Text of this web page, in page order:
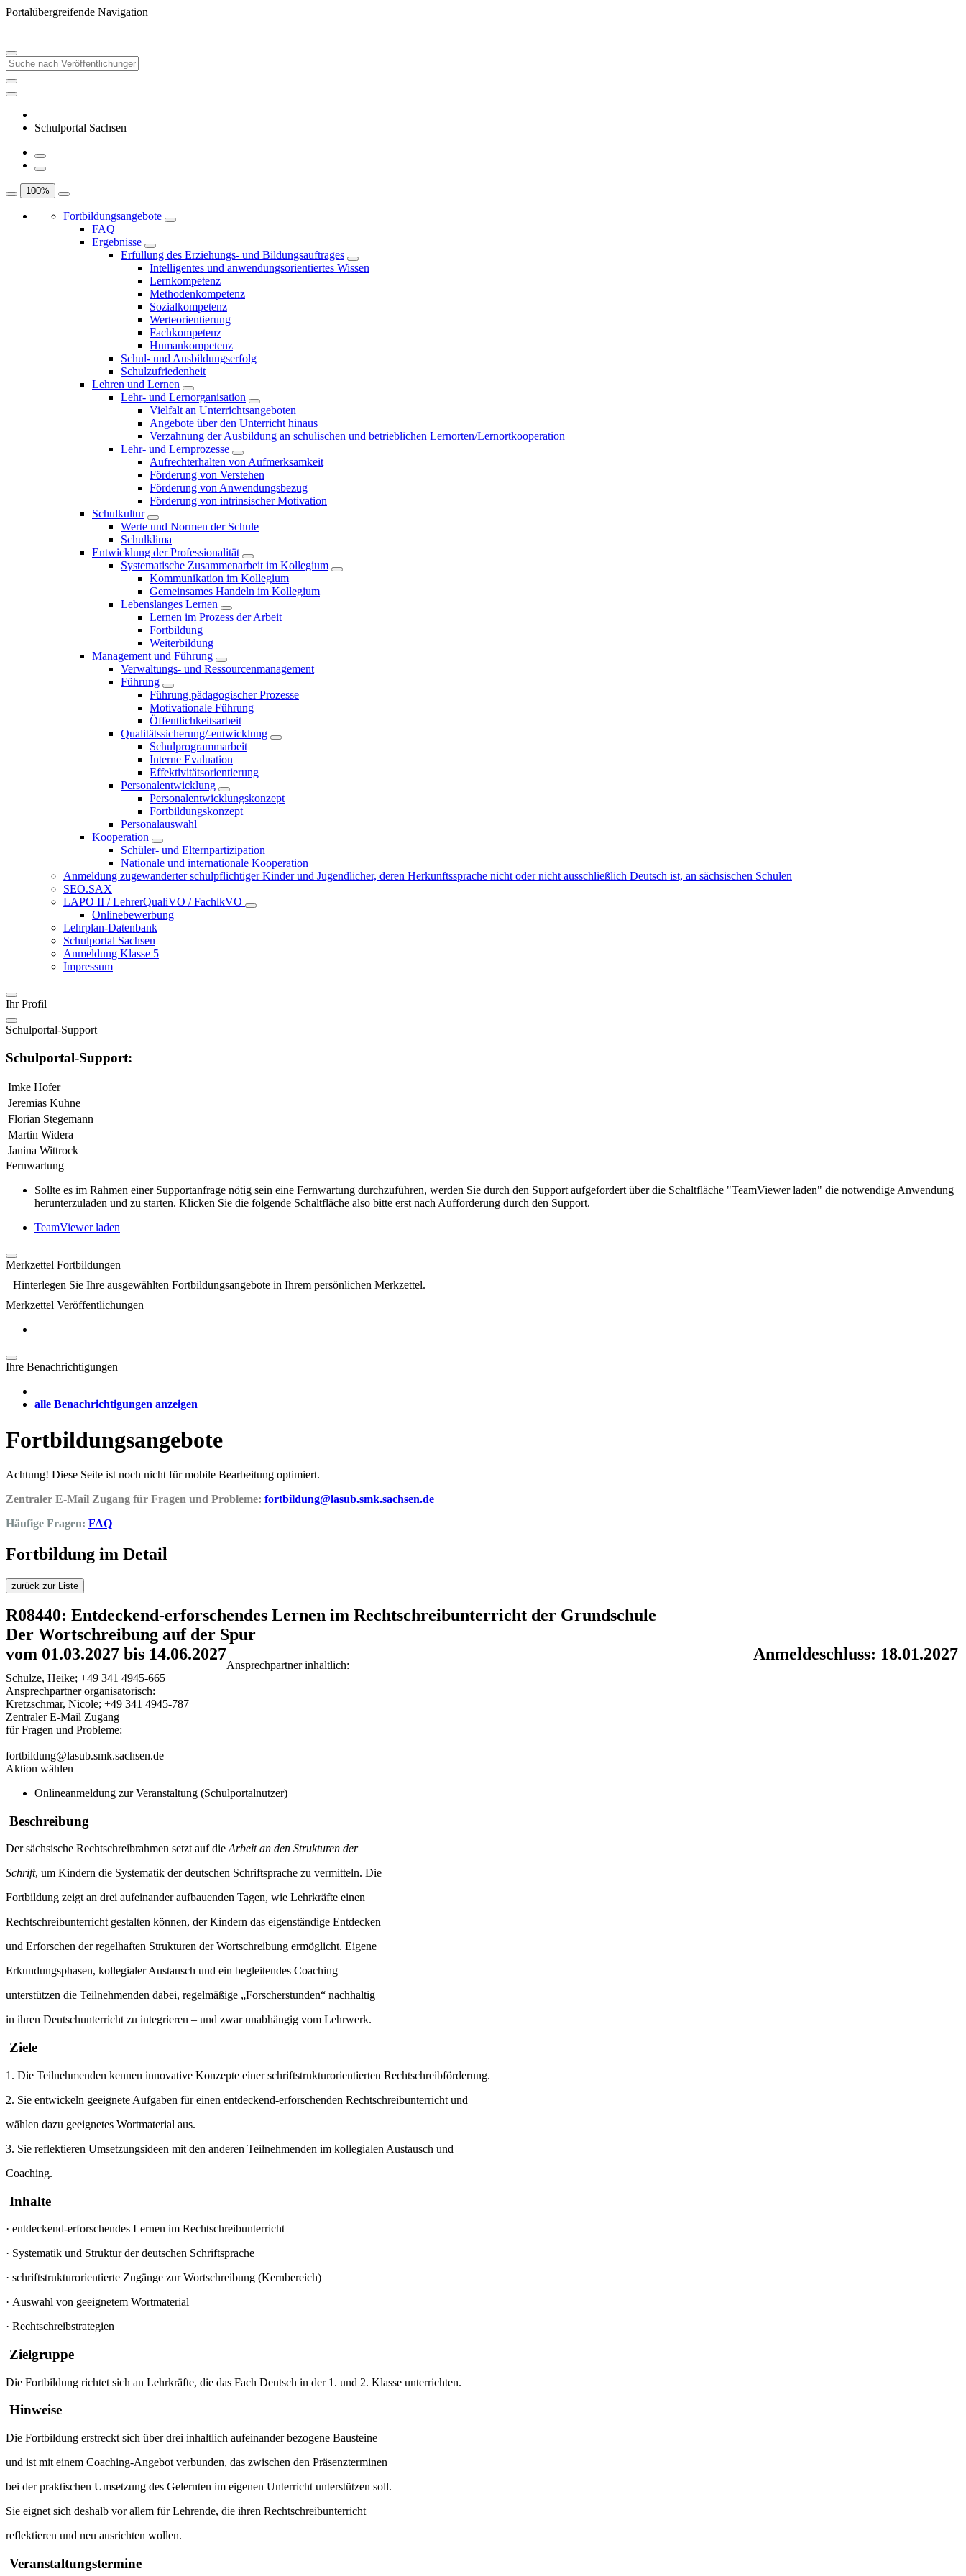
Portalübergreifende Navigation
Schulportal Sachsen
100%
Fortbildungsangebote
FAQ
Ergebnisse
Erfüllung des Erziehungs- und Bildungsauftrages
Intelligentes und anwendungsorientiertes Wissen
Lernkompetenz
Methodenkompetenz
Sozialkompetenz
Werteorientierung
Fachkompetenz
Humankompetenz
Schul- und Ausbildungserfolg
Schulzufriedenheit
Lehren und Lernen
Lehr- und Lernorganisation
Vielfalt an Unterrichtsangeboten
Angebote über den Unterricht hinaus
Verzahnung der Ausbildung an schulischen und betrieblichen Lernorten/Lernortkooperation
Lehr- und Lernprozesse
Aufrechterhalten von Aufmerksamkeit
Förderung von Verstehen
Förderung von Anwendungsbezug
Förderung von intrinsischer Motivation
Schulkultur
Werte und Normen der Schule
Schulklima
Entwicklung der Professionalität
Systematische Zusammenarbeit im Kollegium
Kommunikation im Kollegium
Gemeinsames Handeln im Kollegium
Lebenslanges Lernen
Lernen im Prozess der Arbeit
Fortbildung
Weiterbildung
Management und Führung
Verwaltungs- und Ressourcenmanagement
Führung
Führung pädagogischer Prozesse
Motivationale Führung
Öffentlichkeitsarbeit
Qualitätssicherung/-entwicklung
Schulprogrammarbeit
Interne Evaluation
Effektivitätsorientierung
Personalentwicklung
Personalentwicklungskonzept
Fortbildungskonzept
Personalauswahl
Kooperation
Schüler- und Elternpartizipation
Nationale und internationale Kooperation
Anmeldung zugewanderter schulpflichtiger Kinder und Jugendlicher, deren Herkunftssprache nicht oder nicht ausschließlich Deutsch ist, an sächsischen Schulen
SEO.SAX
LAPO II / LehrerQualiVO / FachlkVO
Onlinebewerbung
Lehrplan-Datenbank
Schulportal Sachsen
Anmeldung Klasse 5
Impressum
Ihr Profil
Schulportal-Support
Schulportal-Support:
Imke Hofer
Jeremias Kuhne
Florian Stegemann
Martin Widera
Janina Wittrock
Fernwartung
Sollte es im Rahmen einer Supportanfrage nötig sein eine Fernwartung durchzuführen, werden Sie durch den Support aufgefordert über die Schaltfläche "TeamViewer laden" die notwendige Anwendung
herunterzuladen und zu starten. Klicken Sie die folgende Schaltfläche also bitte erst nach Aufforderung durch den Support.
TeamViewer laden
Merkzettel Fortbildungen
Hinterlegen Sie Ihre ausgewählten Fortbildungsangebote in Ihrem persönlichen Merkzettel.
Merkzettel Veröffentlichungen
Ihre Benachrichtigungen
alle Benachrichtigungen anzeigen
Fortbildungsangebote
Achtung! Diese Seite ist noch nicht für mobile Bearbeitung optimiert.
Zentraler E-Mail Zugang für Fragen und Probleme: fortbildung@lasub.smk.sachsen.de
Häufige Fragen: FAQ
Fortbildung im Detail
zurück zur Liste
R08440: Entdeckend-erforschendes Lernen im Rechtschreibunterricht der Grundschule
Der Wortschreibung auf der Spur
vom 01.03.2027 bis 14.06.2027
Anmeldeschluss: 18.01.2027
Ansprechpartner inhaltlich:
Schulze, Heike; +49 341 4945-665
Ansprechpartner organisatorisch:
Kretzschmar, Nicole; +49 341 4945-787
Zentraler E-Mail Zugang
für Fragen und Probleme:
fortbildung@lasub.smk.sachsen.de
Aktion wählen
Onlineanmeldung zur Veranstaltung (Schulportalnutzer)
Beschreibung
Der sächsische Rechtschreibrahmen setzt auf die Arbeit an den Strukturen der
Schrift, um Kindern die Systematik der deutschen Schriftsprache zu vermitteln. Die
Fortbildung zeigt an drei aufeinander aufbauenden Tagen, wie Lehrkräfte einen
Rechtschreibunterricht gestalten können, der Kindern das eigenständige Entdecken
und Erforschen der regelhaften Strukturen der Wortschreibung ermöglicht. Eigene
Erkundungsphasen, kollegialer Austausch und ein begleitendes Coaching
unterstützen die Teilnehmenden dabei, regelmäßige „Forscherstunden“ nachhaltig
in ihren Deutschunterricht zu integrieren – und zwar unabhängig vom Lehrwerk.
Ziele
1. Die Teilnehmenden kennen innovative Konzepte einer schriftstrukturorientierten Rechtschreibförderung.
2. Sie entwickeln geeignete Aufgaben für einen entdeckend-erforschenden Rechtschreibunterricht und
wählen dazu geeignetes Wortmaterial aus.
3. Sie reflektieren Umsetzungsideen mit den anderen Teilnehmenden im kollegialen Austausch und
Coaching.
Inhalte
· entdeckend-erforschendes Lernen im Rechtschreibunterricht
· Systematik und Struktur der deutschen Schriftsprache
· schriftstrukturorientierte Zugänge zur Wortschreibung (Kernbereich)
· Auswahl von geeignetem Wortmaterial
· Rechtschreibstrategien
Zielgruppe
Die Fortbildung richtet sich an Lehrkräfte, die das Fach Deutsch in der 1. und 2. Klasse unterrichten.
Hinweise
Die Fortbildung erstreckt sich über drei inhaltlich aufeinander bezogene Bausteine
und ist mit einem Coaching-Angebot verbunden, das zwischen den Präsenzterminen
bei der praktischen Umsetzung des Gelernten im eigenen Unterricht unterstützen soll.
Sie eignet sich deshalb vor allem für Lehrende, die ihren Rechtschreibunterricht
reflektieren und neu ausrichten wollen.
Veranstaltungstermine